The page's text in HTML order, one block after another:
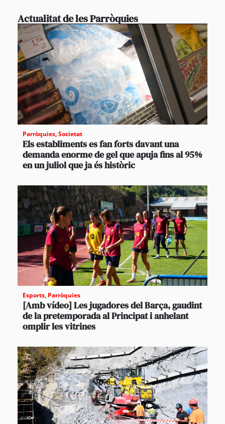
Actualitat de les Parròquies
Parròquies,Societat
Els establiments es fan forts davant una
demanda enorme de gel que apuja fins al 95%
en un juliol que ja és històric
Esports, Parròquies
[Amb vídeo] Les jugadores del Barça, gaudint
de la pretemporada al Principat i anhelant
omplir les vitrines